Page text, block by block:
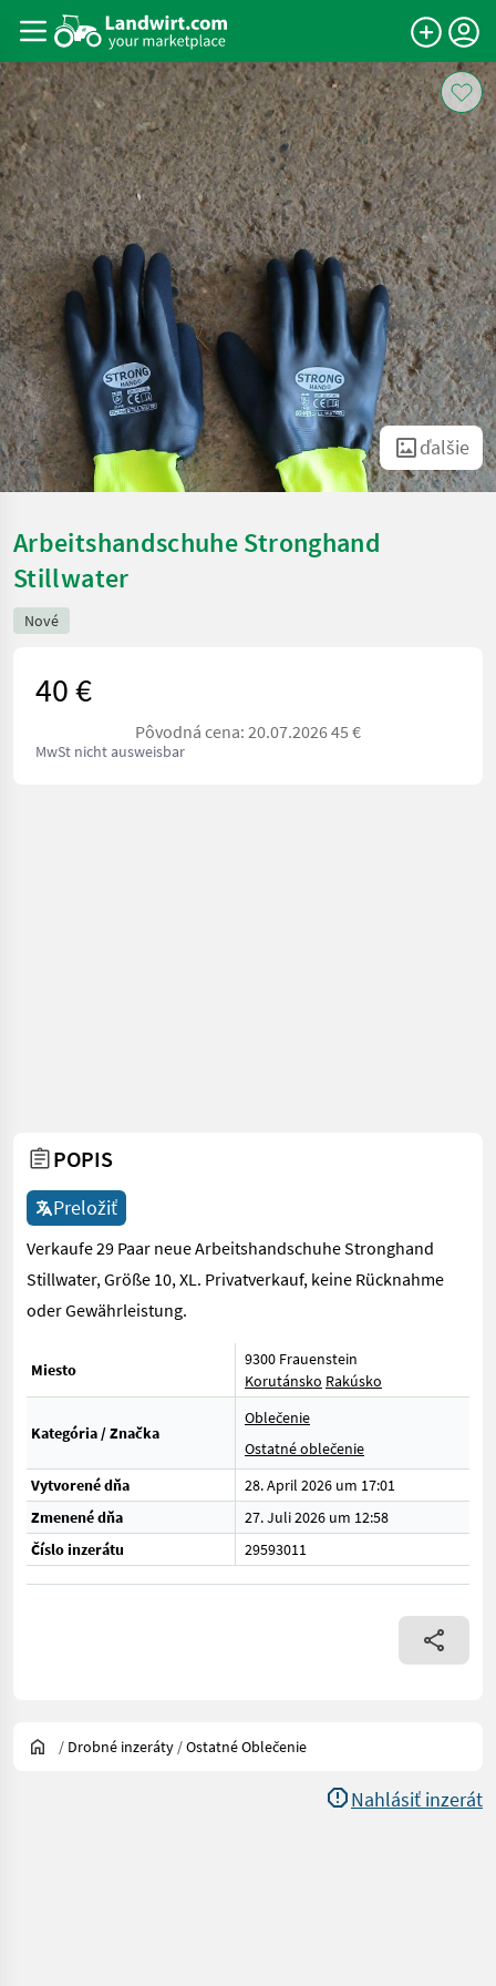
ďalšie
Arbeitshandschuhe Stronghand
Stillwater
Nové
40 €
Pôvodná cena: 20.07.2026 45 €
MwSt nicht ausweisbar
POPIS
Preložiť
Verkaufe 29 Paar neue Arbeitshandschuhe Stronghand
Stillwater, Größe 10, XL. Privatverkauf, keine Rücknahme
oder Gewährleistung.
Miesto
9300 Frauenstein
Korutánsko Rakúsko
Kategória / Značka
Oblečenie
Ostatné oblečenie
Vytvorené dňa
28. April 2026 um 17:01
Zmenené dňa
27. Juli 2026 um 12:58
Číslo inzerátu
29593011
/ Drobné inzeráty /Ostatné Oblečenie
Nahlásiť inzerát